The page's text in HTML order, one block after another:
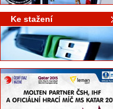
Ke stažení